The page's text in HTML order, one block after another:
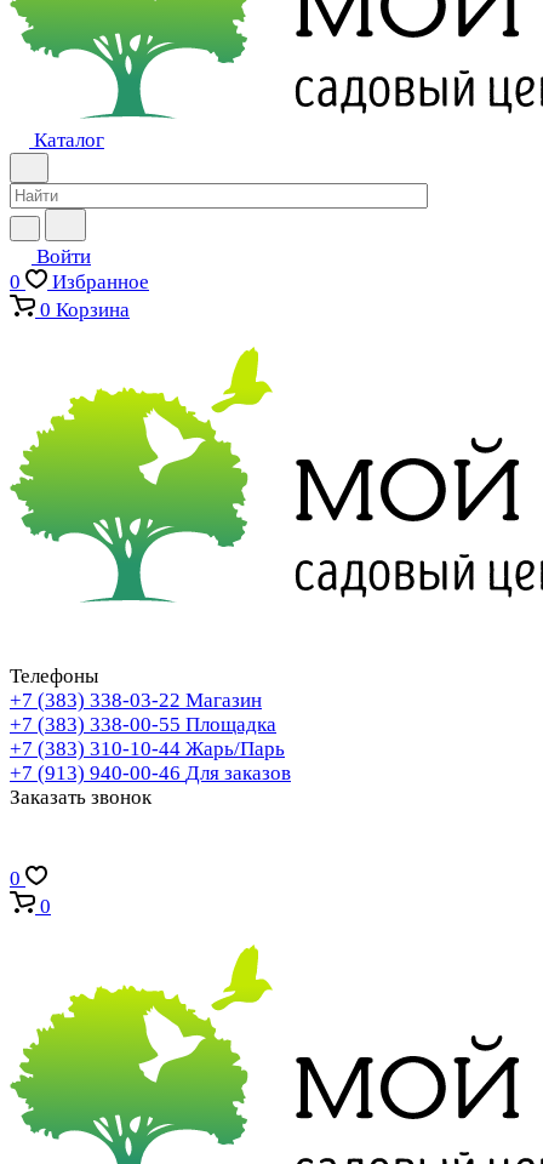
Каталог
Войти
0
Избранное
0 Корзина
Телефоны
+7 (383) 338-03-22 Магазин
+7 (383) 338-00-55 Площадка
+7 (383) 310-10-44 Жарь/Парь
+7 (913) 940-00-46 Для заказов
Заказать звонок
0
0